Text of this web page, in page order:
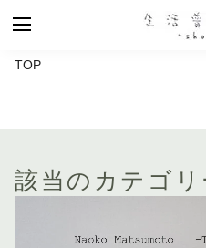
TOP
該当のカテゴ